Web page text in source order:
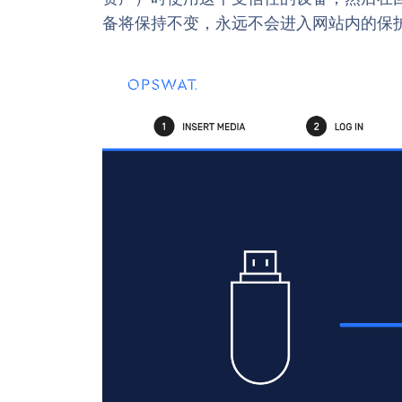
备将保持不变，永远不会进入网站内的保